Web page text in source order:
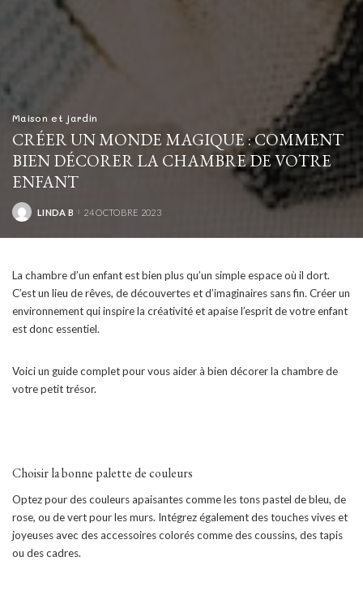
Maison et jardin
CRÉER UN MONDE MAGIQUE : COMMENT
BIEN DÉCORER LA CHAMBRE DE VOTRE
ENFANT
POSTED
LINDA B 24 OCTOBRE 2023
La chambre d’un enfant est bien plus qu’un simple espace où il dort.
C’est un lieu de rêves, de découvertes et d’imaginaires sans fin. Créer un
environnement qui inspire la créativité et apaise l’esprit de votre enfant
est donc essentiel.
Voici un guide complet pour vous aider à bien décorer la chambre de
votre petit trésor.
Choisir la bonne palette de couleurs
Optez pour des couleurs apaisantes comme les tons pastel de bleu, de
rose, ou de vert pour les murs. Intégrez également des touches vives et
joyeuses avec des accessoires colorés comme des coussins, des tapis
ou des cadres.